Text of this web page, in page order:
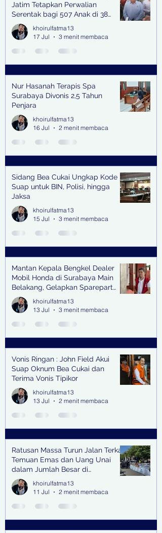
Jatim Tetapkan Perwalian
Serentak bagi 507 Anak di 38
Kabupaten & Kota
khoirulfatma13
17 Jul
3 menit membaca
Nur Hasanah Terapis Spa
Surabaya Divonis 2,5 Tahun
Penjara
khoirulfatma13
16 Jul
2 menit membaca
Sidang Bea Cukai Ungkap Kode
Suap untuk BIN, Polisi, hingga
Jaksa
khoirulfatma13
15 Jul
3 menit membaca
Mantan Kepala Bengkel Dealer
Mobil Honda di Surabaya Main
Belakang, Gelapkan Sparepart
Senilai Rp 1,9 Miliar
khoirulfatma13
13 Jul
3 menit membaca
Vonis Ringan : John Field Akui
Suap Oknum Bea Cukai dan
Terima Vonis Tipikor
khoirulfatma13
13 Jul
2 menit membaca
Ratusan Massa Turun Jalan Terkait
Temuan Emas dan Uang Unai
dalam Jumlah Besar di
Lingkungan Jampidsus Kejaksaan
Agung RI di Jakarta
khoirulfatma13
11 Jul
2 menit membaca